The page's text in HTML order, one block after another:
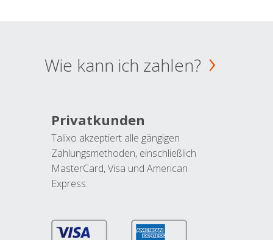
Wie kann ich zahlen?
Privatkunden
Talixo akzeptiert alle gängigen
Zahlungsmethoden, einschließlich
MasterCard, Visa und American
Express.